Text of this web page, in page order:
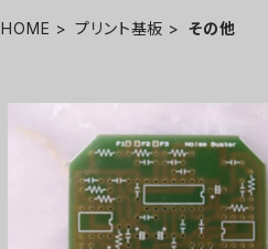
HOME プリント基板 その他
Noise Busterプリント基板
¥1,200